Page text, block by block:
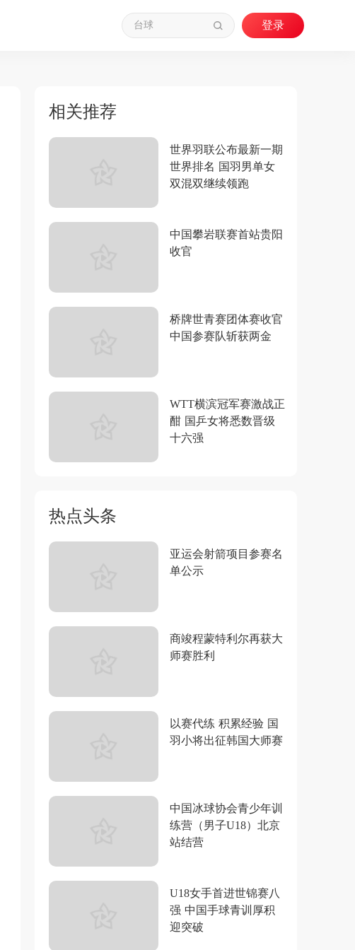
相关推荐
世界羽联公布最新一期
世界排名 国羽男单女
双混双继续领跑
中国攀岩联赛首站贵阳
收官
桥牌世青赛团体赛收官
中国参赛队斩获两金
WTT横滨冠军赛激战正
酣 国乒女将悉数晋级
十六强
热点头条
亚运会射箭项目参赛名
单公示
商竣程蒙特利尔再获大
师赛胜利
以赛代练 积累经验 国
羽小将出征韩国大师赛
中国冰球协会青少年训
练营（男子U18）北京
站结营
U18女手首进世锦赛八
强 中国手球青训厚积
迎突破